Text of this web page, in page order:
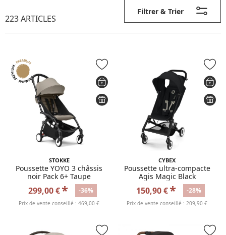
223 ARTICLES
Filtrer & Trier
STOKKE
Poussette YOYO 3 châssis
noir Pack 6+ Taupe
299,00 €* -36%
Prix de vente conseillé : 469,00 €
CYBEX
Poussette ultra-compacte
Agis Magic Black
150,90 €* -28%
Prix de vente conseillé : 209,90 €